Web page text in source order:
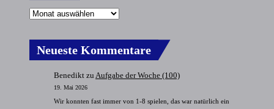
Neueste Kommentare
Benedikt zu Aufgabe der Woche (100)
19. Mai 2026
Wir konnten fast immer von 1-8 spielen, das war natürlich ein